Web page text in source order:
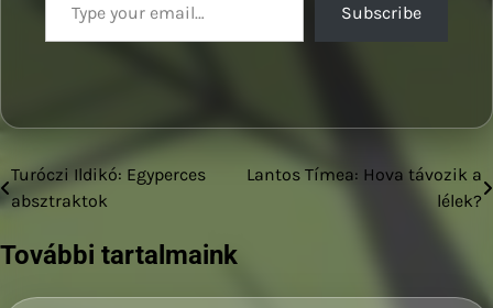
Subscribe
Bejegyzés
Turóczi Ildikó: Egyperces
absztraktok
Lantos Tímea: Hova távozik a
lélek?
További tartalmaink